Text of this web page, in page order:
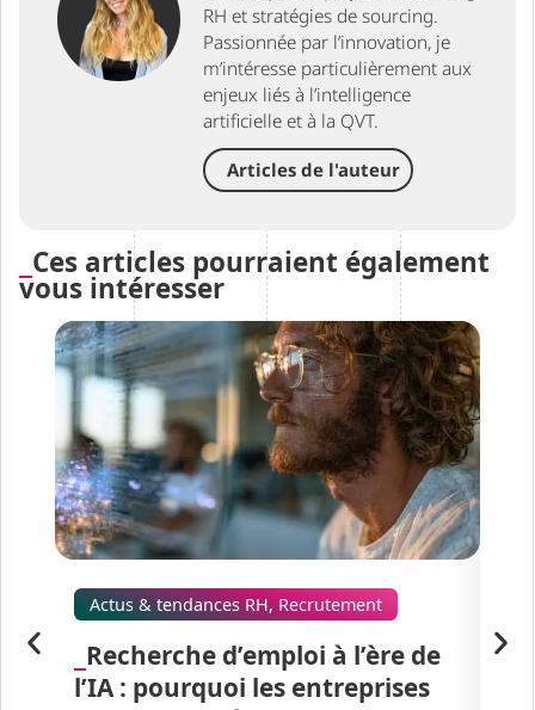
RH et stratégies de sourcing.
Passionnée par l’innovation, je
m’intéresse particulièrement aux
enjeux liés à l’intelligence
artificielle et à la QVT.
Articles de l'auteur
Ces articles pourraient également
vous intéresser
Actus & tendances RH,Recrutement
Recherche d’emploi à l’ère de
l’IA : pourquoi les entreprises